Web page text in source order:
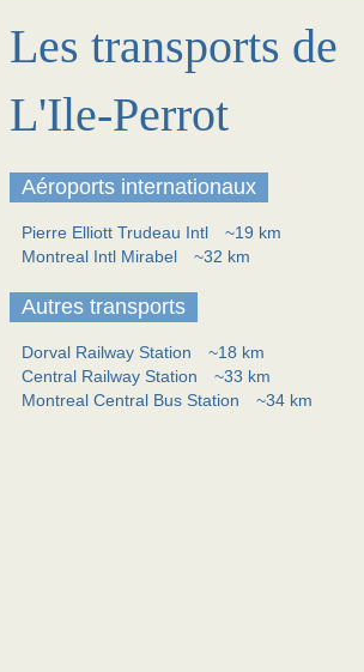
Les transports de
L'Ile-Perrot
Aéroports internationaux
Pierre Elliott Trudeau Intl
~19 km
Montreal Intl Mirabel
~32 km
Autres transports
Dorval Railway Station
~18 km
Central Railway Station
~33 km
Montreal Central Bus Station
~34 km